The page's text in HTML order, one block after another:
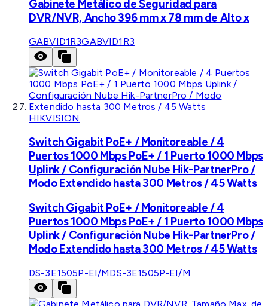
Gabinete Metálico de Seguridad para
DVR/NVR, Ancho 396 mm x 78 mm de Alto x
GABVID1R3GABVID1R3
HIKVISION
Switch Gigabit PoE+ / Monitoreable / 4
Puertos 1000 Mbps PoE+ / 1 Puerto 1000 Mbps
Uplink / Configuración Nube Hik-PartnerPro /
Modo Extendido hasta 300 Metros / 45 Watts
Switch Gigabit PoE+ / Monitoreable / 4
Puertos 1000 Mbps PoE+ / 1 Puerto 1000 Mbps
Uplink / Configuración Nube Hik-PartnerPro /
Modo Extendido hasta 300 Metros / 45 Watts
DS-3E1505P-EI/MDS-3E1505P-EI/M